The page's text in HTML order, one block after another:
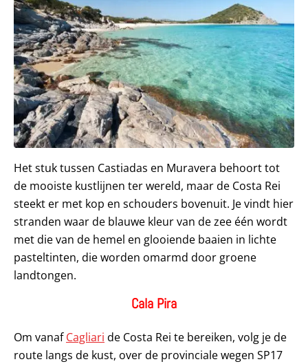
Het stuk tussen Castiadas en Muravera behoort tot
de mooiste kustlijnen ter wereld, maar de Costa Rei
steekt er met kop en schouders bovenuit. Je vindt hier
stranden waar de blauwe kleur van de zee één wordt
met die van de hemel en glooiende baaien in lichte
pasteltinten, die worden omarmd door groene
landtongen.
Cala Pira
Om vanafCagliari de Costa Rei te bereiken, volg je de
route langs de kust, over de provinciale wegen SP17